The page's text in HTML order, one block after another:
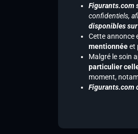
Figurants.com
confidentiels,
disponibles
Cette annonce
mentionnéeet
Malgré le soin
particulier
moment,
Figurants.com